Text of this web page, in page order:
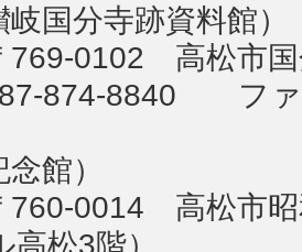
岐国分寺跡資料館）
0102 高松市国
874-8840 フ
館）
0014 高松市昭
松3階）